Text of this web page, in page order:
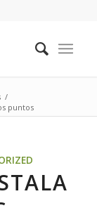
/
puntos